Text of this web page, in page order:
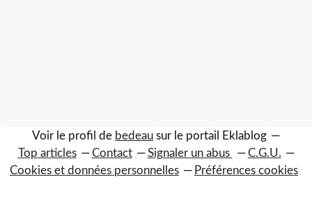
Voir le profil de bedeau sur le portail Eklablog
Top articles
Contact Signaler un abus
C.G.U.
Cookies et données personnelles
Préférences cookies